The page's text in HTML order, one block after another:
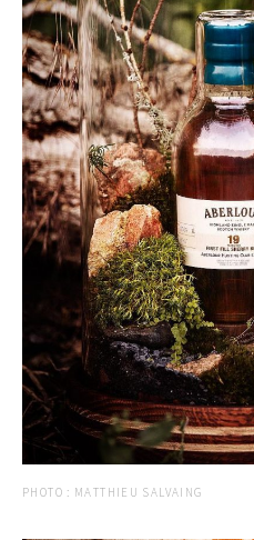
PHOTO : MATTHIEU SALVAING